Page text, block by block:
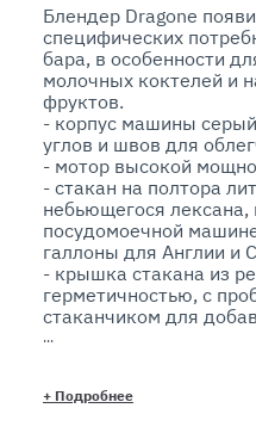
Блендер Dragone
специфических
бара, в особенности
молочных коктелей и
фруктов.
- корпус машины
углов и швов для
- мотор высокой
- стакан на полтора
небьющегося
посудомоечной
галлоны для Англии и
- крышка стакана из
герметичностью, с
стаканчиком для
время работы;
мощности и низкий
+ Подробнее